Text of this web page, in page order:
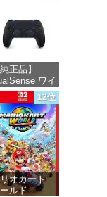
純正品】
ワイ
スコントロ
ー ミッド
ト ブラッ
格：¥10,737
12位
オカート
ルド -